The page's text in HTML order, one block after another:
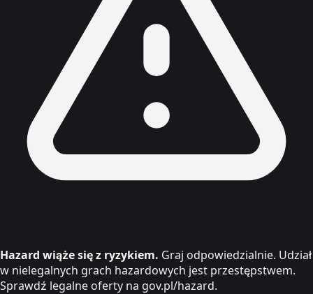
Hazard wiąże się z ryzykiem. Graj odpowiedzialnie. Udział
w nielegalnych grach hazardowych jest przestępstwem.
Sprawdź legalne oferty na gov.pl/hazard.